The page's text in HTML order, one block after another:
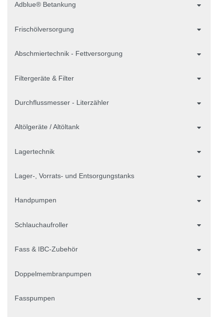
Adblue® Betankung
Frischölversorgung
Abschmiertechnik - Fettversorgung
Filtergeräte & Filter
Durchflussmesser - Literzähler
Altölgeräte / Altöltank
Lagertechnik
Lager-, Vorrats- und Entsorgungstanks
Handpumpen
Schlauchaufroller
Fass & IBC-Zubehör
Doppelmembranpumpen
Fasspumpen